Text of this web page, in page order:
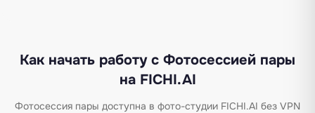
Как начать работу с Фотосессией пары
на FICHI.AI
Фотосессия пары доступна в фото-студии FICHI.AI без VPN